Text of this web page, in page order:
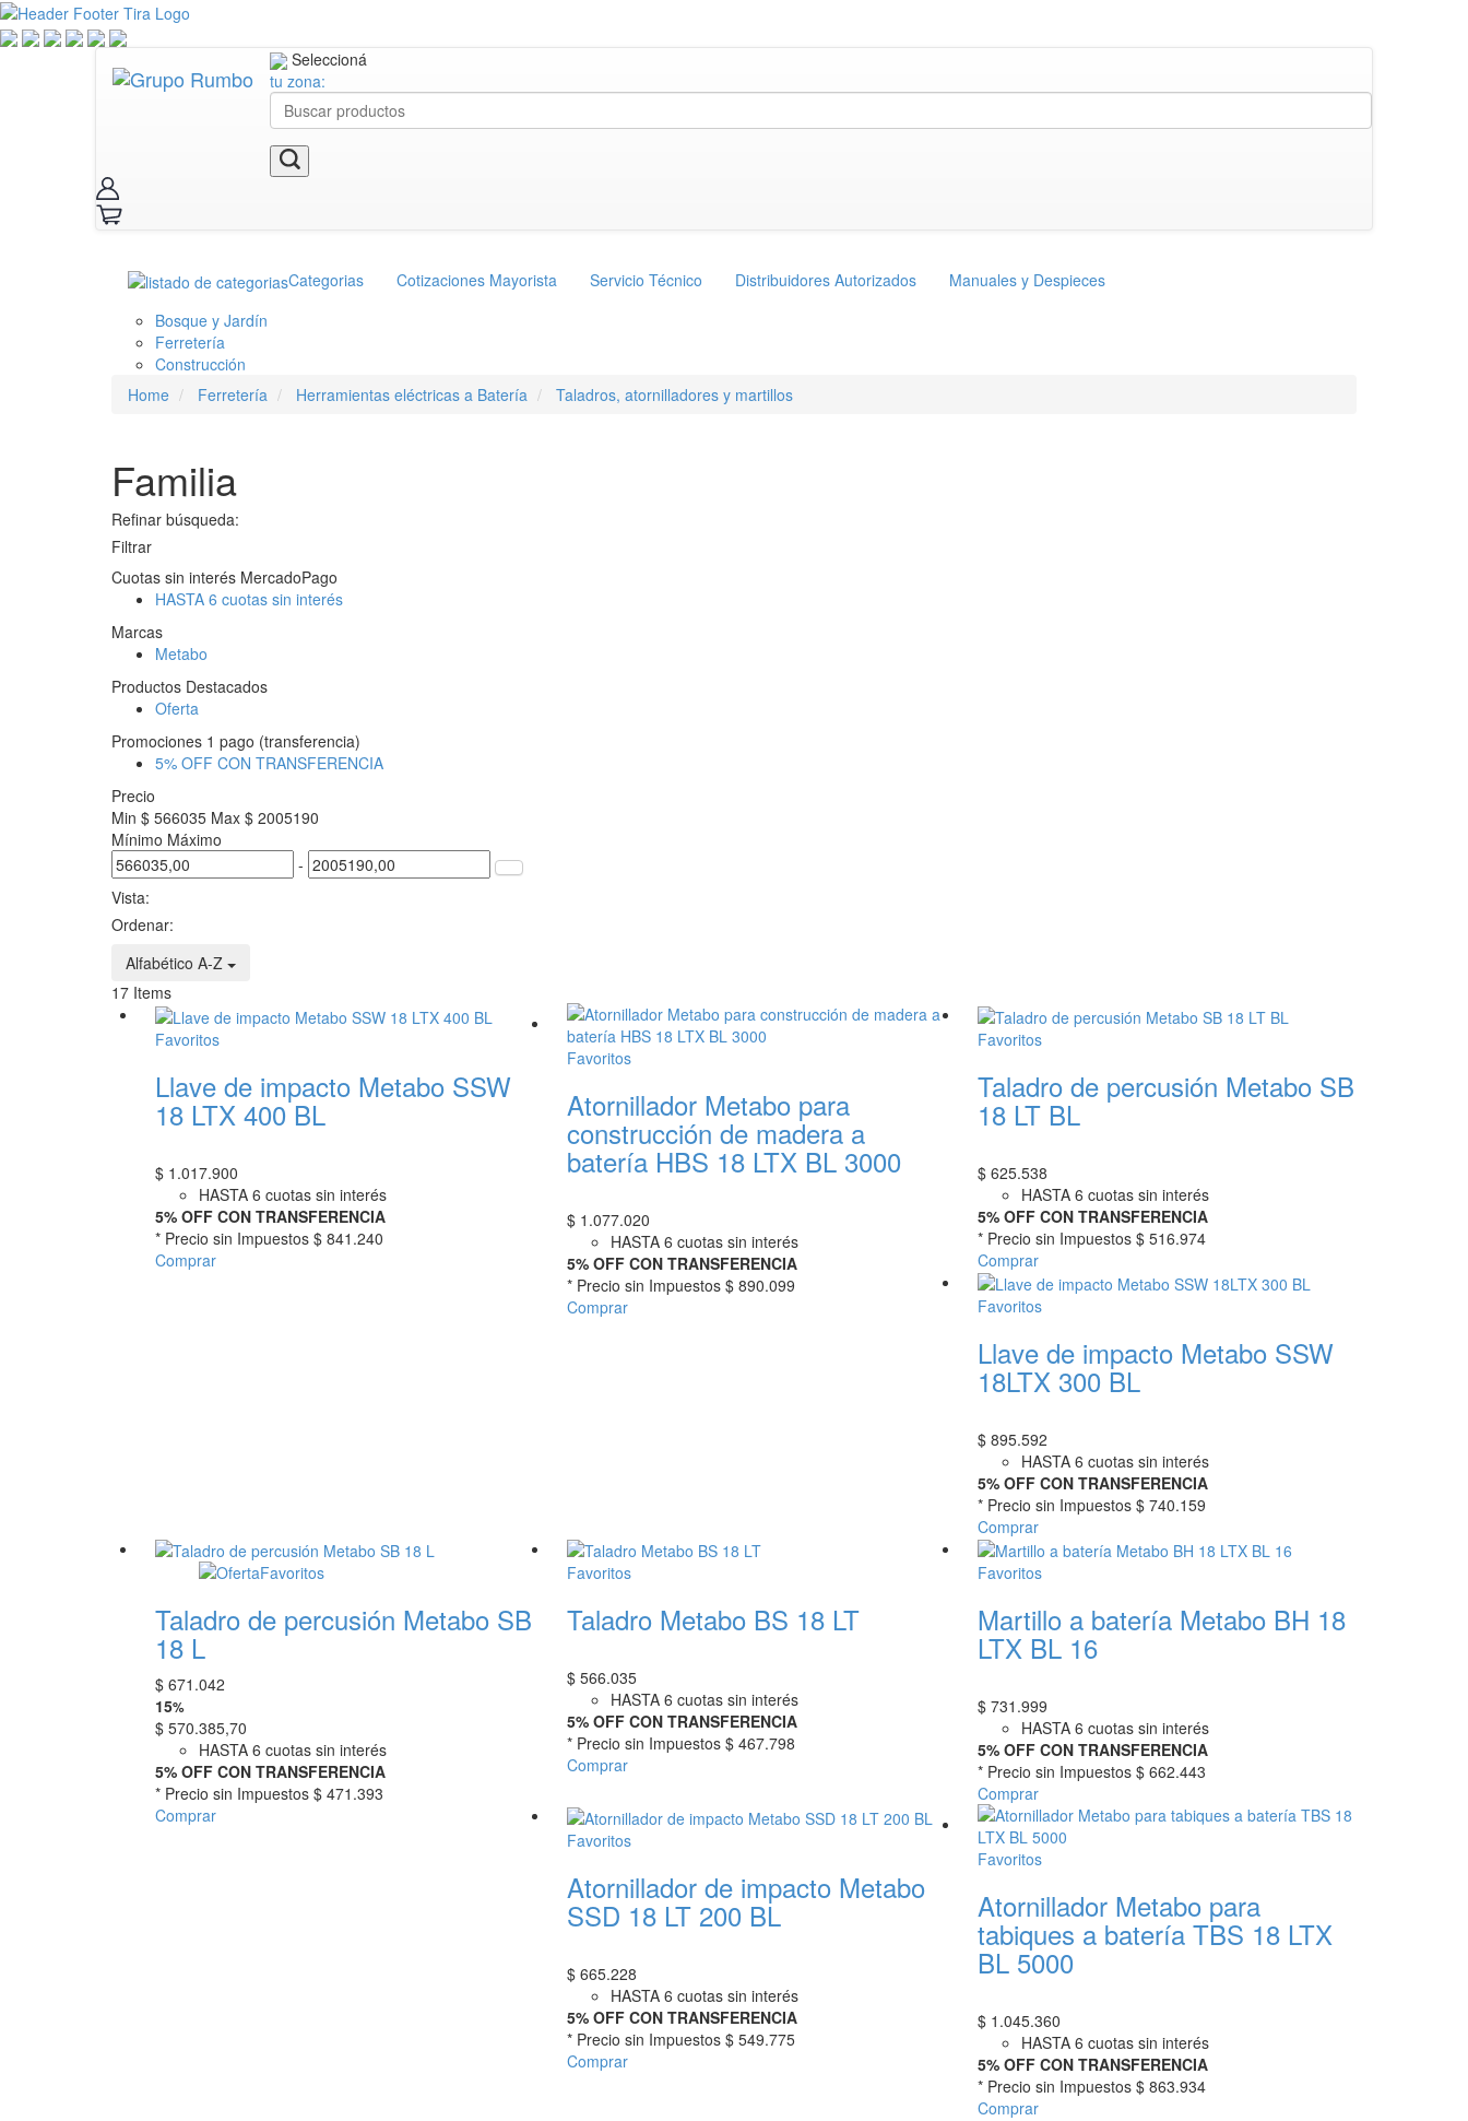
Seleccioná
tu zona:
Categorias
Bosque y Jardín
Ferretería
Construcción
Cotizaciones Mayorista Servicio Técnico Distribuidores Autorizados Manuales y Despieces
Home Ferretería Herramientas eléctricas a Batería Taladros, atornilladores y martillos
Familia
Refinar búsqueda:
Filtrar
Cuotas sin interés MercadoPago
HASTA 6 cuotas sin interés
Marcas
Metabo
Productos Destacados
Oferta
Promociones 1 pago (transferencia)
5% OFF CON TRANSFERENCIA
Precio
Min $ 566035 Max $ 2005190
Mínimo Máximo
-
Vista:
Ordenar:
Alfabético A-Z
17 Items
Favoritos
Llave de impacto Metabo SSW
18 LTX 400 BL
$ 1.017.900
HASTA 6 cuotas sin interés
5% OFF CON TRANSFERENCIA
* Precio sin Impuestos $ 841.240
Comprar
Favoritos
Atornillador Metabo para
construcción de madera a
batería HBS 18 LTX BL 3000
$ 1.077.020
HASTA 6 cuotas sin interés
5% OFF CON TRANSFERENCIA
* Precio sin Impuestos $ 890.099
Comprar
Favoritos
Taladro de percusión Metabo SB
18 LT BL
$625.538
HASTA 6 cuotas sin interés
5% OFF CON TRANSFERENCIA
* Precio sin Impuestos$ 516.974
Comprar
Favoritos
Llave de impacto Metabo SSW
18LTX 300 BL
$895.592
HASTA 6 cuotas sin interés
5% OFF CON TRANSFERENCIA
* Precio sin Impuestos$ 740.159
Comprar
Favoritos
Taladro de percusión Metabo SB
18 L
$ 671.042
15%
$ 570.385,70
HASTA 6 cuotas sin interés
5% OFF CON TRANSFERENCIA
* Precio sin Impuestos $ 471.393
Comprar
Favoritos
Taladro Metabo BS 18 LT
$ 566.035
HASTA 6 cuotas sin interés
5% OFF CON TRANSFERENCIA
* Precio sin Impuestos $ 467.798
Comprar
Favoritos
Martillo a batería Metabo BH 18
LTX BL 16
$731.999
HASTA 6 cuotas sin interés
5% OFF CON TRANSFERENCIA
* Precio sin Impuestos$ 662.443
Comprar
Favoritos
Atornillador de impacto Metabo
SSD 18 LT 200 BL
$ 665.228
HASTA 6 cuotas sin interés
5% OFF CON TRANSFERENCIA
* Precio sin Impuestos $ 549.775
Comprar
Favoritos
Atornillador Metabo para
tabiques a batería TBS 18 LTX
BL 5000
$ 1.045.360
HASTA 6 cuotas sin interés
5% OFF CON TRANSFERENCIA
* Precio sin Impuestos$ 863.934
Comprar